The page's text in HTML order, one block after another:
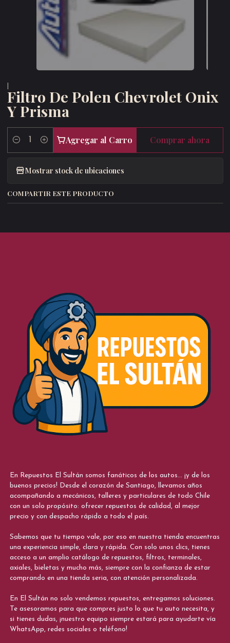
Filtro De Polen Chevrolet Onix
Y Prisma
Cantidad
Agregar al Carro Comprar ahora
Mostrar stock de ubicaciones
COMPARTIR ESTE PRODUCTO
En Repuestos El Sultán somos fanáticos de los autos... ¡y de los
buenos precios! Desde el corazón de Santiago, llevamos años
acompañando a mecánicos, talleres y particulares de todo Chile
con un solo propósito: ofrecer repuestos de calidad, al mejor
precio y con despacho rápido a todo el país.
Sabemos que tu tiempo vale, por eso en nuestra tienda encuentras
una experiencia simple, clara y rápida. Con solo unos clics, tienes
acceso a un amplio catálogo de repuestos, filtros, terminales,
axiales, bieletas y mucho más, siempre con la confianza de estar
comprando en una tienda seria, con atención personalizada.
En El Sultán no solo vendemos repuestos, entregamos soluciones.
Te asesoramos para que compres justo lo que tu auto necesita, y
si tienes dudas, ¡nuestro equipo siempre estará para ayudarte vía
WhatsApp, redes sociales o teléfono!